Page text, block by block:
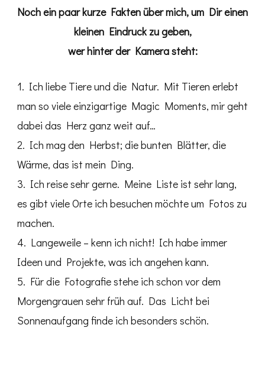
Noch ein paar kurze Fakten über mich, um Dir einen
kleinen Eindruck zu geben,
wer hinter der Kamera steht:
1. Ich liebe Tiere und die Natur. Mit Tieren erlebt
man so viele einzigartige Magic Moments, mir geht
dabei das Herz ganz weit auf…
2. Ich mag den Herbst; die bunten Blätter, die
Wärme, das ist mein Ding.
3. Ich reise sehr gerne. Meine Liste ist sehr lang,
es gibt viele Orte ich besuchen möchte um Fotos zu
machen.
4. Langeweile – kenn ich nicht! Ich habe immer
Ideen und Projekte, was ich angehen kann.
5. Für die Fotografie stehe ich schon vor dem
Morgengrauen sehr früh auf. Das Licht bei
Sonnenaufgang finde ich besonders schön.